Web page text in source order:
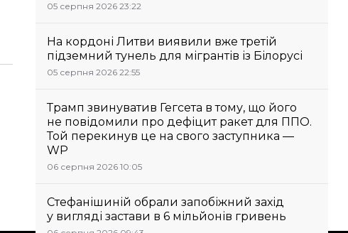
05 серпня 2026 23:22
На кордоні Литви виявили вже третій
підземний тунель для мігрантів із Білорусі
05 серпня 2026 22:55
Трамп звинуватив Гегсета в тому, що його
не повідомили про дефіцит ракет для ППО.
Той перекинув це на свого заступника —
WP
06 серпня 2026 10:05
Стефанішиній обрали запобіжний захід
у вигляді застави в 6 мільйонів гривень